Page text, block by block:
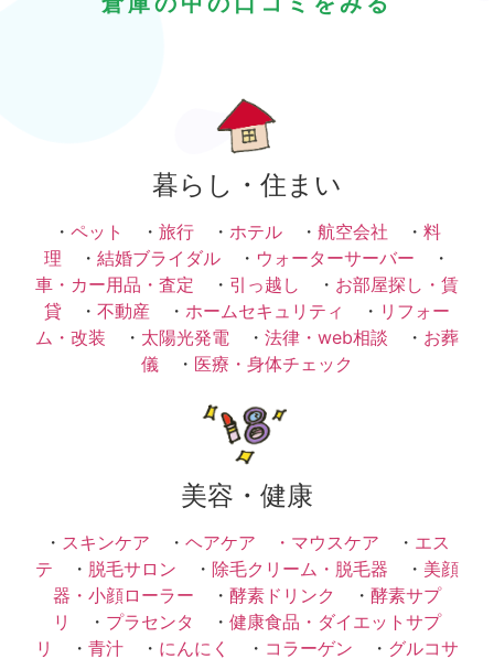
暮らし・住まい
・ ペット ・ 旅行 ・ ホテル ・ 航空会社 ・ 料
理 ・ 結婚ブライダル ・ ウォーターサーバー ・
車・カー用品・査定 ・ 引っ越し ・ お部屋探し・賃
貸 ・ 不動産 ・ ホームセキュリティ ・ リフォー
ム・改装 ・ 太陽光発電 ・ 法律・web相談 ・ お葬
儀 ・ 医療・身体チェック
美容・健康
・ スキンケア ・ ヘアケア ・ マウスケア ・ エス
テ ・ 脱毛サロン ・ 除毛クリーム・脱毛器 ・ 美顔
器・小顔ローラー ・ 酵素ドリンク ・ 酵素サプ
リ
・ プラセンタ ・ 健康食品・ダイエットサプ
リ
・ 青汁 ・ にんにく ・ コラーゲン ・ グルコサ